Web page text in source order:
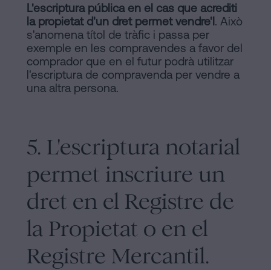
L'escriptura pública en el cas que acrediti
la propietat d'un dret permet vendre'l . Això
s'anomena títol de tràfic i passa per
exemple en les compravendes a favor del
comprador que en el futur podrà utilitzar
l'escriptura de compravenda per vendre a
una altra persona.
5. L'escriptura notarial
permet inscriure un
dret en el Registre de
la Propietat o en el
Registre Mercantil.